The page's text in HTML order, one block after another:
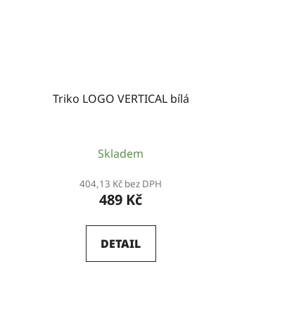
Triko LOGO VERTICAL bílá
Skladem
404,13 Kč bez DPH
489 Kč
DETAIL